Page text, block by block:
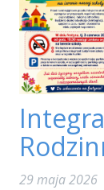
29 maja 2026